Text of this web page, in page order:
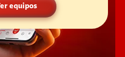
equipos